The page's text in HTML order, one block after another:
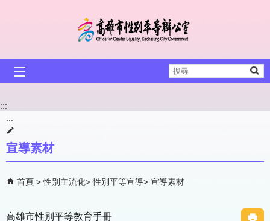
搜
尋
:::
:::
宣導素材
首頁 性別主流化 性別平等宣導 宣導素材
高雄市性別平等教育手冊